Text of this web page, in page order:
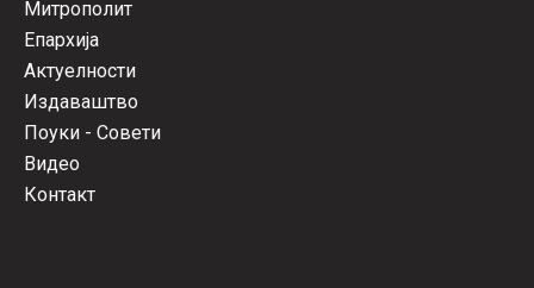
Митрополит
Епархија
Актуелности
Издаваштво
Поуки - Совети
Видео
Контакт